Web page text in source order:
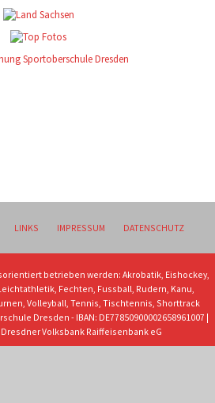
LINKS IMPRESSUM DATENSCHUTZ
betrieben werden: Akrobatik, Eishockey,
Fechten, Fussball, Rudern, Kanu,
Volleyball, Tennis, Tischtennis, Shorttrack
Dresden - IBAN: DE77850900002658961007 |
Dresdner Volksbank Raiffeisenbank eG